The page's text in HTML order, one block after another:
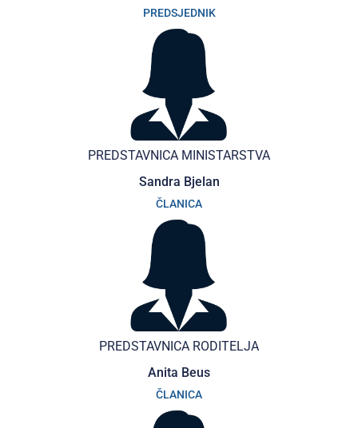
PREDSJEDNIK
Sandra Bjelan
ČLANICA
PREDSTAVNICA MINISTARSTVA
Anita Beus
ČLANICA
PREDSTAVNICA RODITELJA